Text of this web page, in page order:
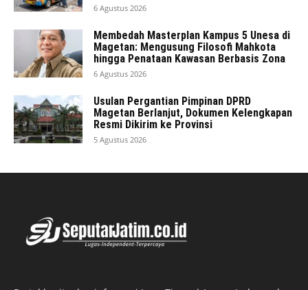
6 Agustus 2026
Membedah Masterplan Kampus 5 Unesa di
Magetan: Mengusung Filosofi Mahkota
hingga Penataan Kawasan Berbasis Zona
6 Agustus 2026
Usulan Pergantian Pimpinan DPRD
Magetan Berlanjut, Dokumen Kelengkapan
Resmi Dikirim ke Provinsi
5 Agustus 2026